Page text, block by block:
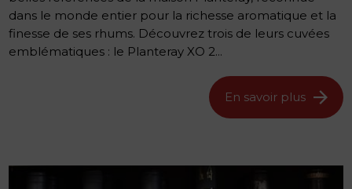
dans le monde entier pour la richesse aromatique et la
finesse de ses rhums. Découvrez trois de leurs cuvées
emblématiques : le Planteray XO 2...
En savoir plus